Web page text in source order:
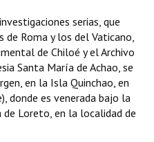
serias, que
Roma y los del Vaticano,
de Chiloé y el Archivo
Santa María de Achao, se
en la Isla Quinchao, en
donde es venerada bajo la
de Loreto, en la localidad de